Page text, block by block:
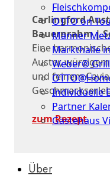
OTTO on
Männer
Markthalle
Weber®
Individuelle
Partner
Gästehaus
Über
Carlingford
Bauernrahm |
Eine
Auster,
und feinem
zum Rezept